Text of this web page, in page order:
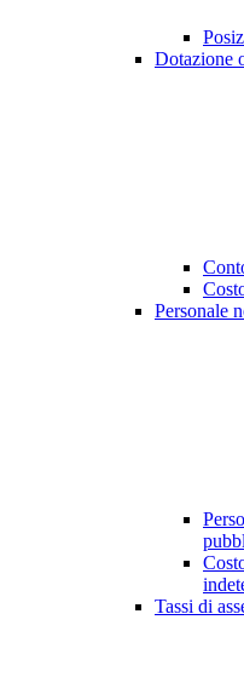
Dotazione
Personale
Tassi di